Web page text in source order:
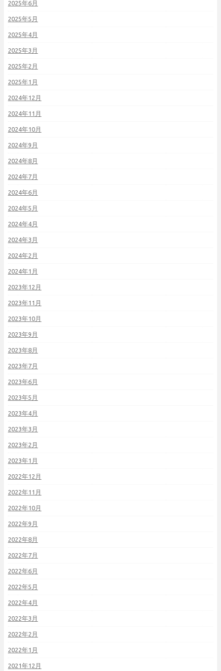
2025年6月
2025年5月
2025年4月
2025年3月
2025年2月
2025年1月
2024年12月
2024年11月
2024年10月
2024年9月
2024年8月
2024年7月
2024年6月
2024年5月
2024年4月
2024年3月
2024年2月
2024年1月
2023年12月
2023年11月
2023年10月
2023年9月
2023年8月
2023年7月
2023年6月
2023年5月
2023年4月
2023年3月
2023年2月
2023年1月
2022年12月
2022年11月
2022年10月
2022年9月
2022年8月
2022年7月
2022年6月
2022年5月
2022年4月
2022年3月
2022年2月
2022年1月
2021年12月